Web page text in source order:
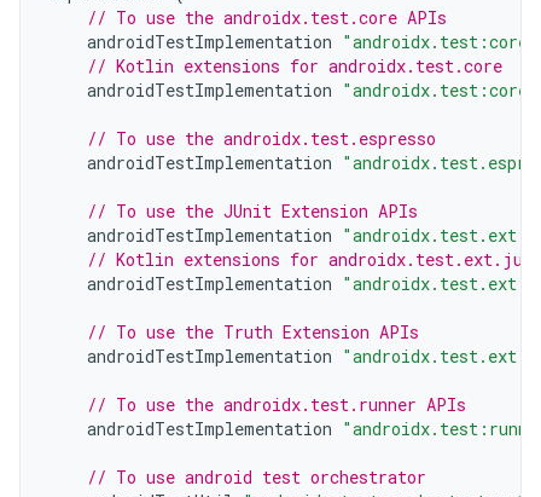
// To use the androidx.test.core APIs
androidTestImplementation
// Kotlin extensions for androidx.test.core
androidTestImplementation
// To use the androidx.test.espresso
androidTestImplementation
// To use the JUnit Extension APIs
androidTestImplementation
// Kotlin extensions for
androidTestImplementation
// To use the Truth Extension APIs
androidTestImplementation
// To use the androidx.test.runner APIs
androidTestImplementation
// To use android test orchestrator